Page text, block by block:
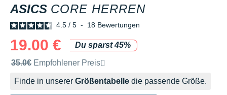
ASICS CORE HERREN
4.5 / 5 - 18 Bewertungen
19.00 €
Du sparst 45%
Unverbindliche Preisempfehlung der Marke
35.0€ Empfohlener Preis
Finde in unserer Größentabelle die passende Größe.